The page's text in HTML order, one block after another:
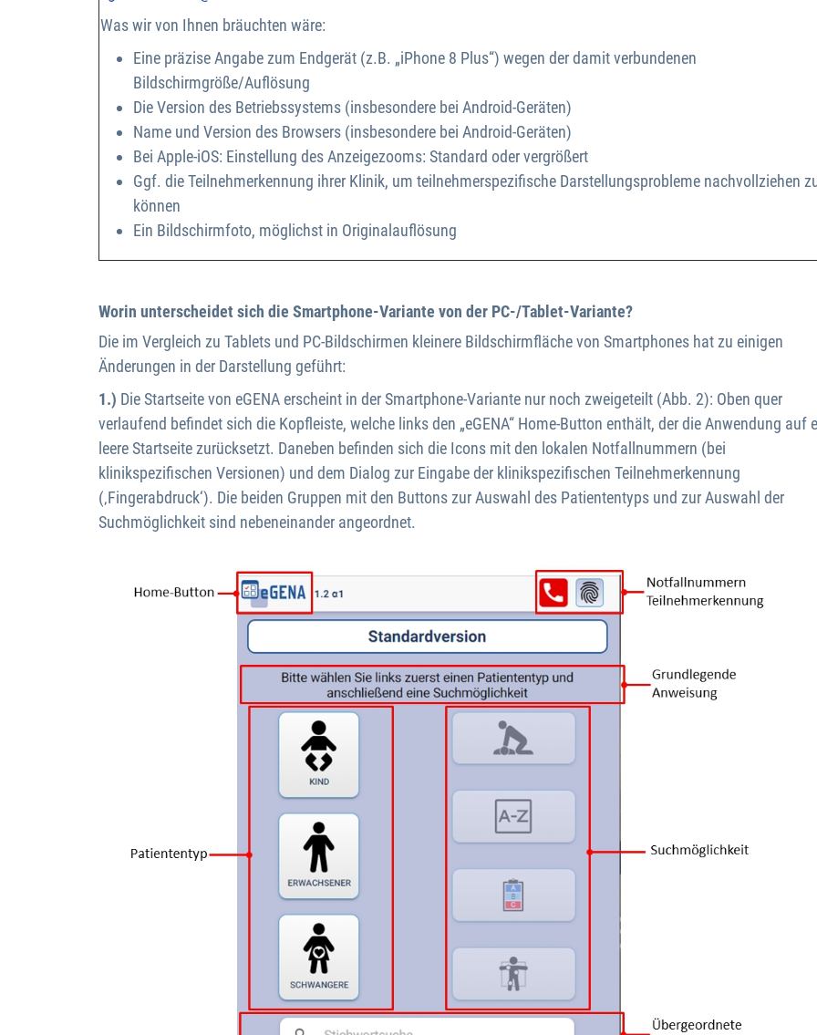
Was wir von Ihnen bräuchten wäre:
Eine präzise Angabe zum Endgerät (z.B. „iPhone 8 Plus“) wegen der damit verbundenen
Bildschirmgröße/Auflösung
Die Version des Betriebssystems (insbesondere bei Android-Geräten)
Name und Version des Browsers (insbesondere bei Android-Geräten)
Bei Apple-iOS: Einstellung des Anzeigezooms: Standard oder vergrößert
Ggf. die Teilnehmerkennung ihrer Klinik, um teilnehmerspezifische Darstellungsprobleme nachvollziehen
können
Ein Bildschirmfoto, möglichst in Originalauflösung
Worin unterscheidet sich die Smartphone-Variante von der PC-/Tablet-Variante?
Die im Vergleich zu Tablets und PC-Bildschirmen kleinere Bildschirmfläche von Smartphones hat zu einigen
Änderungen in der Darstellung geführt:
1.) Die Startseite von eGENA erscheint in der Smartphone-Variante nur noch zweigeteilt (Abb. 2): Oben quer
verlaufend befindet sich die Kopfleiste, welche links den „eGENA“ Home-Button enthält, der die Anwendung auf
leere Startseite zurücksetzt. Daneben befinden sich die Icons mit den lokalen Notfallnummern (bei
klinikspezifischen Versionen) und dem Dialog zur Eingabe der klinikspezifischen Teilnehmerkennung
(‚Fingerabdruck‘). Die beiden Gruppen mit den Buttons zur Auswahl des Patiententyps und zur Auswahl der
Suchmöglichkeit sind nebeneinander angeordnet.